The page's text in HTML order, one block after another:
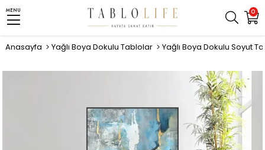
0
MENU
Anasayfa Yağlı Boya Dokulu Tablolar Yağlı Boya Dokulu Soyut